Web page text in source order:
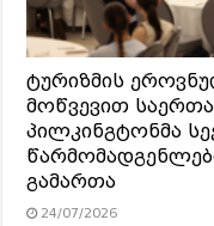
ტურიზმის
მოწვევით
პილკინგტონმა
გამართა
24/07/2026